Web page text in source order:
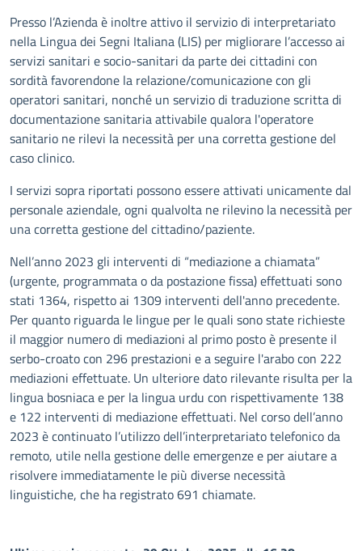
Presso l’Azienda è inoltre attivo il servizio di interpretariato
nella Lingua dei Segni Italiana (LIS) per migliorare l’accesso ai
servizi sanitari e socio-sanitari da parte dei cittadini con
sordità favorendone la relazione/comunicazione con gli
operatori sanitari, nonché un servizio di traduzione scritta di
documentazione sanitaria attivabile qualora l'operatore
sanitario ne rilevi la necessità per una corretta gestione del
caso clinico.
I servizi sopra riportati possono essere attivati unicamente dal
personale aziendale, ogni qualvolta ne rilevino la necessità per
una corretta gestione del cittadino/paziente.
Nell’anno 2023 gli interventi di “mediazione a chiamata”
(urgente, programmata o da postazione fissa) effettuati sono
stati 1364, rispetto ai 1309 interventi dell'anno precedente.
Per quanto riguarda le lingue per le quali sono state richieste
il maggior numero di mediazioni al primo posto è presente il
serbo-croato con 296 prestazioni e a seguire l'arabo con 222
mediazioni effettuate. Un ulteriore dato rilevante risulta per la
lingua bosniaca e per la lingua urdu con rispettivamente 138
e 122 interventi di mediazione effettuati. Nel corso dell’anno
2023 è continuato l’utilizzo dell’interpretariato telefonico da
remoto, utile nella gestione delle emergenze e per aiutare a
risolvere immediatamente le più diverse necessità
linguistiche, che ha registrato 691 chiamate.